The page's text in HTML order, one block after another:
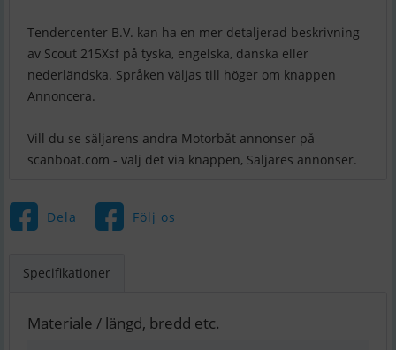
Tendercenter B.V. kan ha en mer detaljerad beskrivning
av Scout 215Xsf på tyska, engelska, danska eller
nederländska. Språken väljas till höger om knappen
Annoncera.
Vill du se säljarens andra Motorbåt annonser på
scanboat.com - välj det via knappen, Säljares annonser.
Dela Följ os
Specifikationer
Materiale / längd, bredd etc.